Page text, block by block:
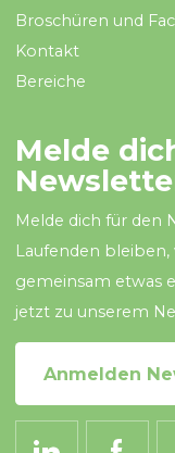
Broschüren und
Kontakt
Bereiche
Melde
Melde dich für den
Laufenden
gemeinsam etwas
jetzt zu unserem
Anmelden